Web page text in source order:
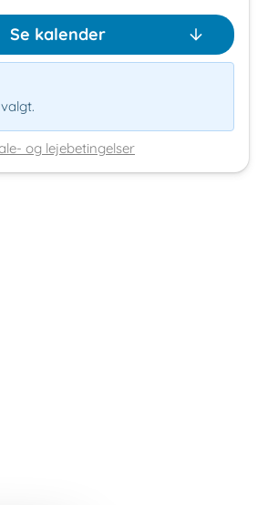
Se kalender
og lejebetingelser